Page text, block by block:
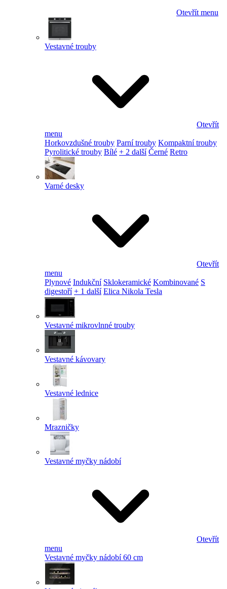
Otevřít menu
Vestavné trouby
Otevřít
menu
Horkovzdušné trouby Parní trouby Kompaktní trouby
Pyrolitické trouby Bílé + 2 další Černé Retro
Varné desky
Otevřít
menu
Plynové Indukční Sklokeramické Kombinované S
digestoří + 1 další Elica Nikola Tesla
Vestavné mikrovlnné trouby
Vestavné kávovary
Vestavné lednice
Mrazničky
Vestavné myčky nádobí
Otevřít
menu
Vestavné myčky nádobí 60 cm